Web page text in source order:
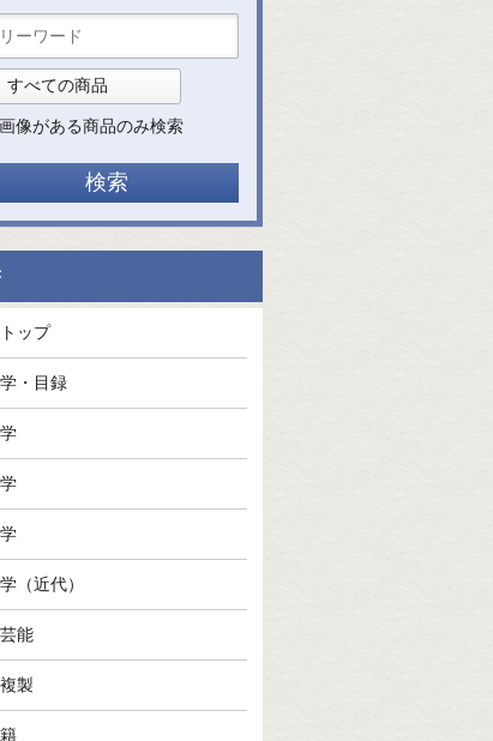
画像がある商品のみ検索
ップ
・目録
（近代）
能
製